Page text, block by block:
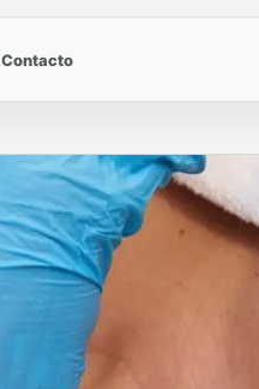
Contacto